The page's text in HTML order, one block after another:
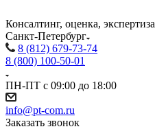
Консалтинг, оценка, экспертиза
Санкт-Петербург
8 (812) 679-73-74
8 (800) 100-50-01
ПН-ПТ с 09:00 до 18:00
info@pt-com.ru
Заказать звонок